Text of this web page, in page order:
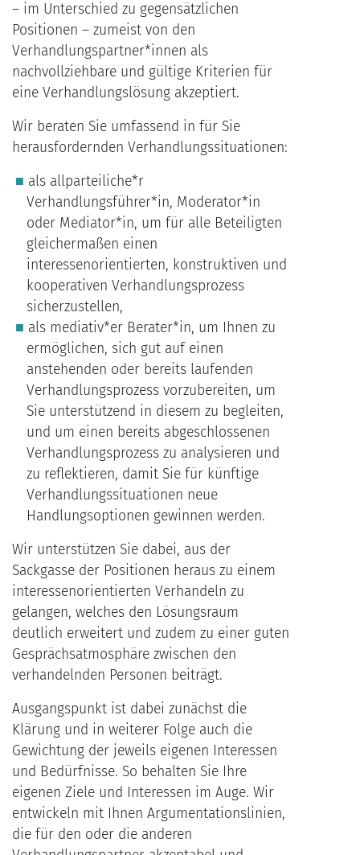
– im Unterschied zu gegensätzlichen
Positionen – zumeist von den
Verhandlungspartner*innen als
nachvollziehbare und gültige Kriterien für
eine Verhandlungslösung akzeptiert.
Wir beraten Sie umfassend in für Sie
herausfordernden Verhandlungssituationen:
als allparteiliche*r
Verhandlungsführer*in, Moderator*in
oder Mediator*in, um für alle Beteiligten
gleichermaßen einen
interessenorientierten, konstruktiven und
kooperativen Verhandlungsprozess
sicherzustellen,
als mediativ*er Berater*in, um Ihnen zu
ermöglichen, sich gut auf einen
anstehenden oder bereits laufenden
Verhandlungsprozess vorzubereiten, um
Sie unterstützend in diesem zu begleiten,
und um einen bereits abgeschlossenen
Verhandlungsprozess zu analysieren und
zu reflektieren, damit Sie für künftige
Verhandlungssituationen neue
Handlungsoptionen gewinnen werden.
Wir unterstützen Sie dabei, aus der
Sackgasse der Positionen heraus zu einem
interessenorientierten Verhandeln zu
gelangen, welches den Lösungsraum
deutlich erweitert und zudem zu einer guten
Gesprächsatmosphäre zwischen den
verhandelnden Personen beiträgt.
Ausgangspunkt ist dabei zunächst die
Klärung und in weiterer Folge auch die
Gewichtung der jeweils eigenen Interessen
und Bedürfnisse. So behalten Sie Ihre
eigenen Ziele und Interessen im Auge. Wir
entwickeln mit Ihnen Argumentationslinien,
die für den oder die anderen